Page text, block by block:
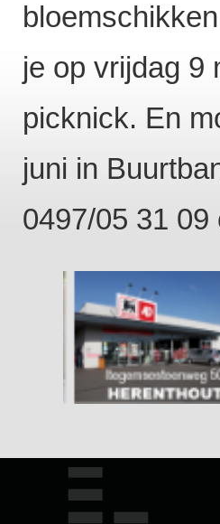
je op vrijdag 9
picknick. En
juni in
0497/05 31